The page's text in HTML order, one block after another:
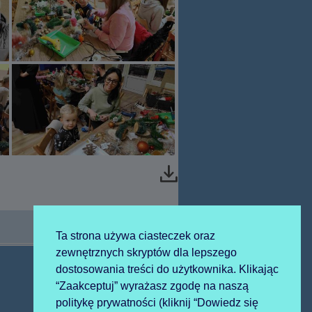
Następny
artykół:
Wizyta Św. Mikołaja
Ta strona używa ciasteczek oraz
zewnętrznych skryptów dla lepszego
dostosowania treści do użytkownika. Klikając
“Zaakceptuj” wyrażasz zgodę na naszą
politykę prywatności (kliknij “Dowiedz się